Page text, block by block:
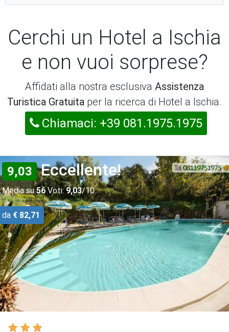
Cerchi un Hotel a Ischia
e non vuoi sorprese?
Affidati alla nostra esclusiva Assistenza
Turistica Gratuita per la ricerca di Hotel a Ischia.
Chiamaci: +39 081.1975.1975
9,03 Eccellente!
Media su56Voti: 9,03/10
da € 82,71